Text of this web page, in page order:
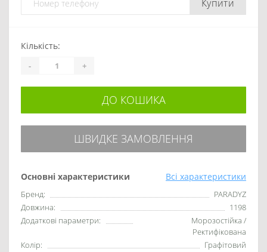
Купити
Основні характеристики Всі характеристики
Бренд:
PARADYZ
Довжина:
1198
Додаткові параметри:
Морозостійка /
Ректифікована
Колір:
Графітовий
Кількість:
- +
ДО КОШИКА
ШВИДКЕ ЗАМОВЛЕННЯ